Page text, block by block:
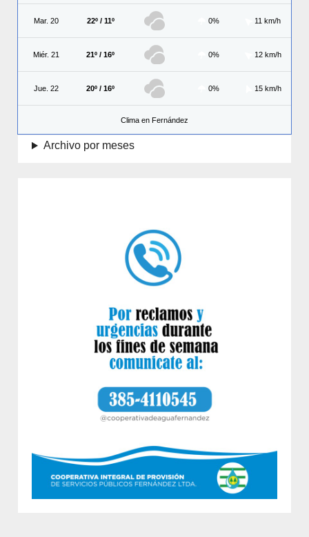
Mar. 20 22º / 11º 0% 11 km/h
Miér. 21 21º / 16º 0% 12 km/h
Jue. 22 20º / 16º 0% 15 km/h
Clima en Fernández
Archivo por meses